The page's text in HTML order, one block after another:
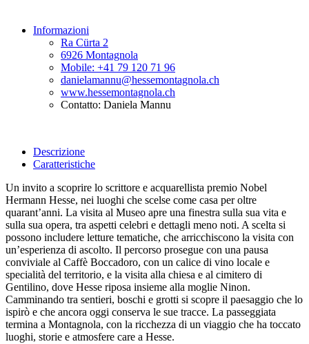
Informazioni
Ra Cürta 2
6926 Montagnola
Mobile: +41 79 120 71 96
danielamannu@hessemontagnola.ch
www.hessemontagnola.ch
Contatto: Daniela Mannu
Descrizione
Caratteristiche
Un invito a scoprire lo scrittore e acquarellista premio Nobel
Hermann Hesse, nei luoghi che scelse come casa per oltre
quarant’anni. La visita al Museo apre una finestra sulla sua vita e
sulla sua opera, tra aspetti celebri e dettagli meno noti. A scelta si
possono includere letture tematiche, che arricchiscono la visita con
un’esperienza di ascolto. Il percorso prosegue con una pausa
conviviale al Caffè Boccadoro, con un calice di vino locale e
specialità del territorio, e la visita alla chiesa e al cimitero di
Gentilino, dove Hesse riposa insieme alla moglie Ninon.
Camminando tra sentieri, boschi e grotti si scopre il paesaggio che lo
ispirò e che ancora oggi conserva le sue tracce. La passeggiata
termina a Montagnola, con la ricchezza di un viaggio che ha toccato
luoghi, storie e atmosfere care a Hesse.